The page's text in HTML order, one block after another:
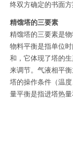
终双方确定的书面方
精馏塔的三要素
精馏塔的三要素是
物料平衡是指单位
和，它体现了塔的
来调节。气液相平
塔的操作条件（温
量平衡是指进塔热